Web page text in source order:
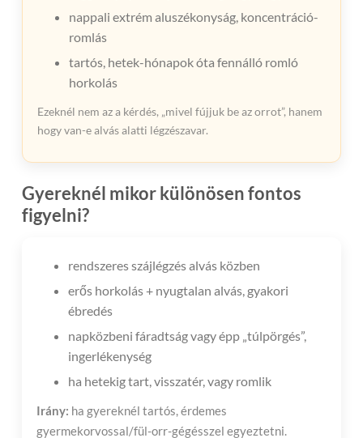
nappali extrém aluszékonyság, koncentráció-
romlás
tartós, hetek-hónapok óta fennálló romló
horkolás
Ezeknél nem az a kérdés, „mivel fújjuk be az orrot”, hanem
hogy van-e alvás alatti légzészavar.
Gyereknél mikor különösen fontos
figyelni?
rendszeres szájlégzés alvás közben
erős horkolás + nyugtalan alvás, gyakori
ébredés
napközbeni fáradtság vagy épp „túlpörgés”,
ingerlékenység
ha hetekig tart, visszatér, vagy romlik
Irány: ha gyereknél tartós, érdemes
gyermekorvossal/fül-orr-gégésszel egyeztetni.